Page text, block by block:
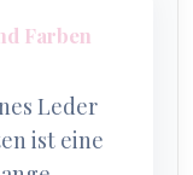
Farben
Leder
ist eine